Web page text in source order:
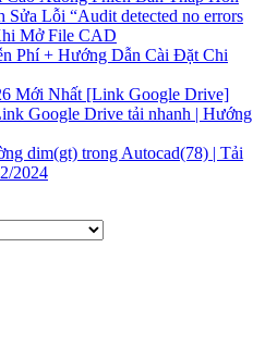
Sửa Lỗi “Audit detected no errors
Mở File CAD
Phí + Hướng Dẫn Cài Đặt Chi
Mới Nhất [Link Google Drive]
Google Drive tải nhanh | Hướng
dim(gt) trong Autocad(78) | Tải
2024